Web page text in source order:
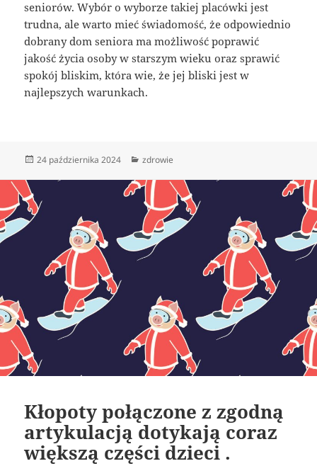
seniorów. Wybór o wyborze takiej placówki jest
trudna, ale warto mieć świadomość, że odpowiednio
dobrany dom seniora ma możliwość poprawić
jakość życia osoby w starszym wieku oraz sprawić
spokój bliskim, która wie, że jej bliski jest w
najlepszych warunkach.
Data
24 października 2024 Kategorie
zdrowie
Kłopoty połączone z zgodną
artykulacją dotykają coraz
większą części dzieci .